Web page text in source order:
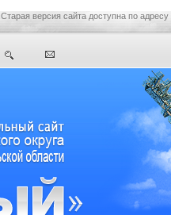
Старая версия сайта доступна по адресу